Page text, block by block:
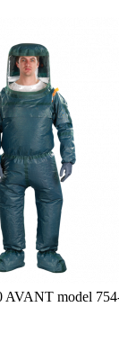
AVANT model